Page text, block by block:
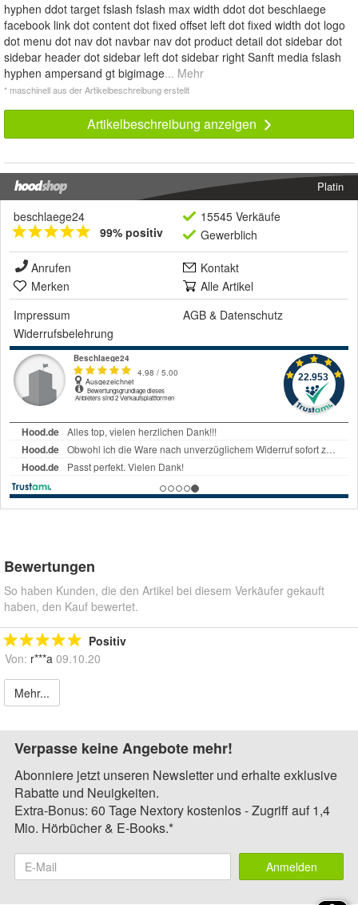
hyphen ddot target fslash fslash max width ddot dot beschlaege
facebook link dot content dot fixed offset left dot fixed width dot logo
dot menu dot nav dot navbar nav dot product detail dot sidebar dot
sidebar header dot sidebar left dot sidebar right Sanft media fslash
hyphen ampersand gt bigimage... Mehr
* maschinell aus der Artikelbeschreibung erstellt
Artikelbeschreibung anzeigen
Platin
beschlaege24
99% positiv
15545 Verkäufe
Gewerblich
Anrufen
Kontakt
Merken
Alle Artikel
Impressum
AGB & Datenschutz
Widerrufsbelehrung
Bewertungen
So haben Kunden, die den Artikel bei diesem Verkäufer gekauft
haben, den Kauf bewertet.
Positiv
Von: r***a 09.10.20
Mehr...
Verpasse keine Angebote mehr!
Abonniere jetzt unseren Newsletter und erhalte exklusive
Rabatte und Neuigkeiten.
Extra-Bonus: 60 Tage Nextory kostenlos - Zugriff auf 1,4
Mio. Hörbücher & E-Books.*
Anmelden